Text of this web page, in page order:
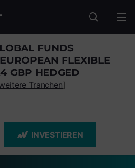
Fonds
FUNDS
FLEXIBLE
GBP HEDGED
Tranchen]
INVESTIEREN